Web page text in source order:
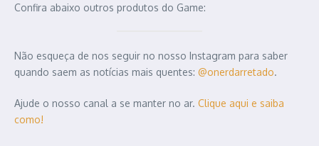
Confira abaixo outros produtos do Game:
Não esqueça de nos seguir no nosso Instagram para saber
quando saem as notícias mais quentes: @onerdarretado.​
Ajude o nosso canal a se manter no ar. Clique aqui e saiba
como!